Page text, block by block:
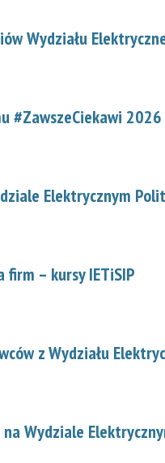
Wydziału
#ZawszeCiekawi
Elektrycznym
firm – kursy IETiSIP
z Wydziału
Wydziale